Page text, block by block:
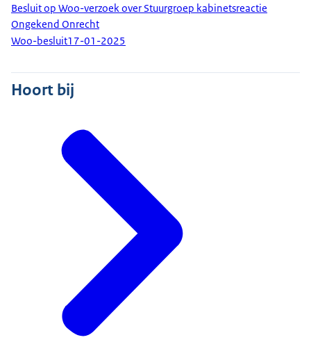
Besluit op Woo-verzoek over Stuurgroep kabinetsreactie
Ongekend Onrecht
Woo-besluit17-01-2025
Hoort bij